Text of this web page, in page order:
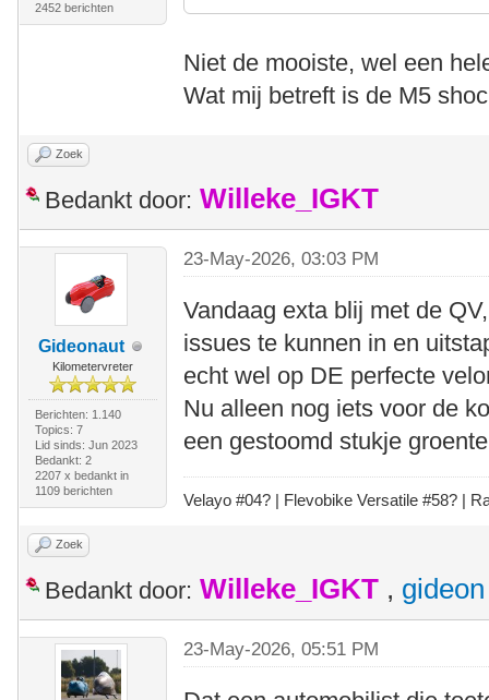
2452 berichten
Niet de mooiste, wel een
Wat mij betreft is de M5
Zoek
Bedankt door: Willeke_IGKT
Gideonaut
Kilometervreter
Berichten: 1.140
Topics: 7
Lid sinds: Jun 2023
Bedankt: 2
2207 x bedankt in
1109 berichten
23-May-2026, 03:03 PM
Vandaag exta blij met de
issues te kunnen in en
echt wel op DE perfecte
Nu alleen nog iets voor de
een gestoomd stukje
Velayo #04? | Flevobike Versatile #58? |
Zoek
Bedankt door: Willeke_IGKT , gideon
23-May-2026, 05:51 PM